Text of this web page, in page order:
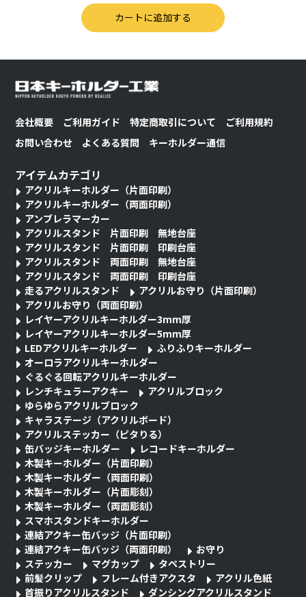
会社概要 ご利用ガイド 特定商取引について
ご利用規約
お問い合わせ
よくある質問 キーホルダー通信
アイテムカテゴリ
アクリルキーホルダー（片面印刷）
アクリルキーホルダー（両面印刷）
アンブレラマーカー
アクリルスタンド 片面印刷 無地台座
アクリルスタンド 片面印刷 印刷台座
アクリルスタンド 両面印刷 無地台座
アクリルスタンド 両面印刷 印刷台座
走るアクリルスタンド
アクリルお守り（片面印刷）
アクリルお守り（両面印刷）
レイヤーアクリルキーホルダー3mm厚
レイヤーアクリルキーホルダー5mm厚
LEDアクリルキーホルダー
ふりふりキーホルダー
オーロラアクリルキーホルダー
ぐるぐる回転アクリルキーホルダー
レンチキュラーアクキー
アクリルブロック
ゆらゆらアクリルブロック
キャラステージ（アクリルボード）
アクリルステッカー（ピタりる）
缶バッジキーホルダー
レコードキーホルダー
木製キーホルダー（片面印刷）
木製キーホルダー（両面印刷）
木製キーホルダー（片面彫刻）
木製キーホルダー（両面彫刻）
スマホスタンドキーホルダー
連結アクキー缶バッジ（片面印刷）
連結アクキー缶バッジ（両面印刷）
お守り
ステッカー
マグカップ
タペストリー
前髪クリップ
フレーム付きアクスタ
アクリル色紙
首振りアクリルスタンド
ダンシングアクリルスタンド